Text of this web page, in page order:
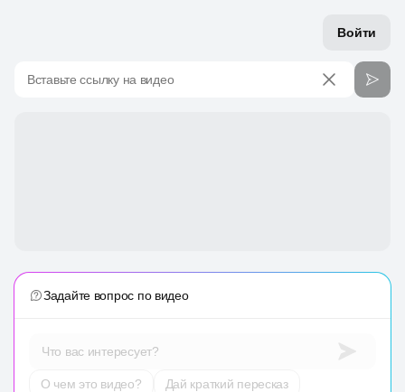
Войти
Вставьте ссылку на видео
Задайте вопрос по видео
Что вас интересует?
О чем это видео?
Дай краткий пересказ